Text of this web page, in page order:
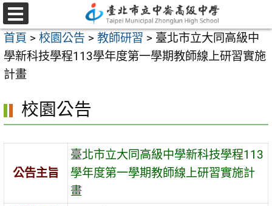
跳
至
主
要
內
區
選
單
首頁 > 校園公告 > 教師研習 > 臺北市立大同高級中
學新科技學程113學年度第一學期教師線上研習實施
計畫
校園公告
公告主旨
臺北市立大同高級中學新科技學程113
學年度第一學期教師線上研習實施計
畫